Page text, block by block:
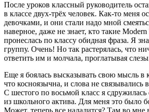
После уроков классный руководитель
в классе двух-трёх человек. Как-то меня
девочками, и они стали надо мной
наверное, даже не знает, кто такие
пронеслась по классу обидная фраза. Я
группу. Очень! Но так растерялась, что
ответить им и молчала, проглатывая
Еще я боялась высказывать свою мысль в
что косноязычна, и слова не связывались
С шестого по восьмой класс я сдружилась
из школьного актива. Для меня это было